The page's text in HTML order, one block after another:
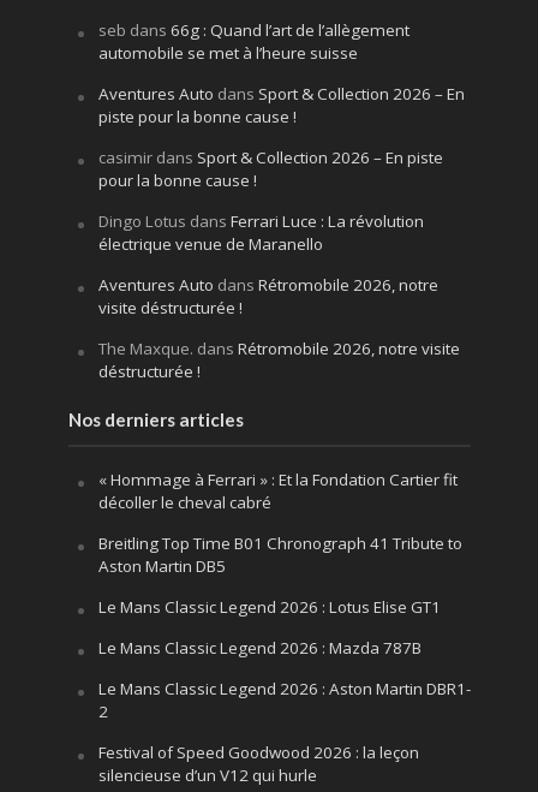
seb dans 66g : Quand l’art de l’allègement
automobile se met à l’heure suisse
Aventures Auto dans Sport & Collection 2026 – En
piste pour la bonne cause !
casimirdans Sport & Collection 2026 – En piste
pour la bonne cause !
Dingo Lotus dans Ferrari Luce : La révolution
électrique venue de Maranello
Aventures Auto dans Rétromobile 2026, notre
visite déstructurée !
The Maxque. dans Rétromobile 2026, notre visite
déstructurée !
Nos derniers articles
« Hommage à Ferrari » : Et la Fondation Cartier fit
décoller le cheval cabré
Breitling Top Time B01 Chronograph 41 Tribute to
Aston Martin DB5
Le Mans Classic Legend 2026 : Lotus Elise GT1
Le Mans Classic Legend 2026 : Mazda 787B
Le Mans Classic Legend 2026 : Aston Martin DBR1-
2
Festival of Speed Goodwood 2026 : la leçon
silencieuse d’un V12 qui hurle